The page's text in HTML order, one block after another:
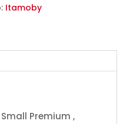
Itamoby
Premium ,